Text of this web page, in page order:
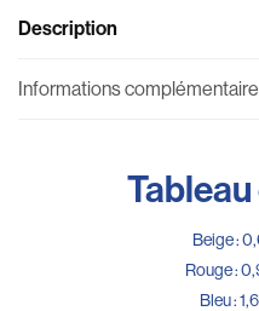
Description
Informations
Beige :
Rouge :
Bleu :